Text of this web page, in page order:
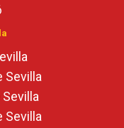
Sevilla
Sevilla